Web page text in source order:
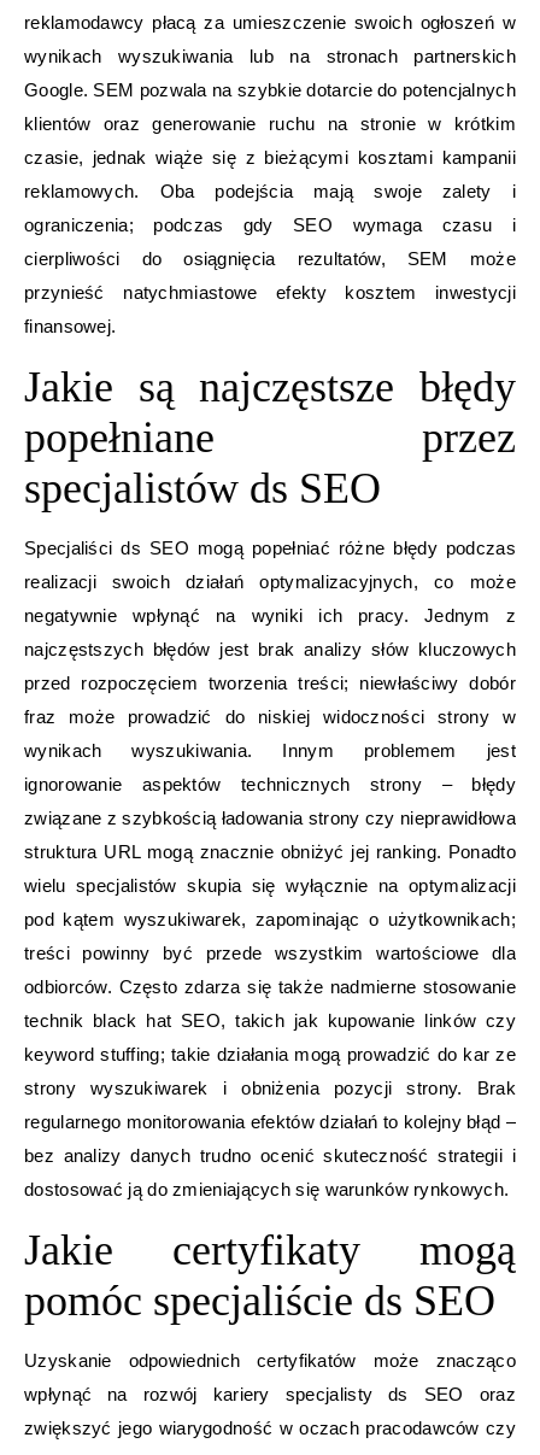
reklamodawcy płacą za umieszczenie swoich ogłoszeń w
wynikach wyszukiwania lub na stronach partnerskich
Google. SEM pozwala na szybkie dotarcie do potencjalnych
klientów oraz generowanie ruchu na stronie w krótkim
czasie, jednak wiąże się z bieżącymi kosztami kampanii
reklamowych. Oba podejścia mają swoje zalety i
ograniczenia; podczas gdy SEO wymaga czasu i
cierpliwości do osiągnięcia rezultatów, SEM może
przynieść natychmiastowe efekty kosztem inwestycji
finansowej.
Jakie są najczęstsze błędy
popełniane przez
specjalistów ds SEO
Specjaliści ds SEO mogą popełniać różne błędy podczas
realizacji swoich działań optymalizacyjnych, co może
negatywnie wpłynąć na wyniki ich pracy. Jednym z
najczęstszych błędów jest brak analizy słów kluczowych
przed rozpoczęciem tworzenia treści; niewłaściwy dobór
fraz może prowadzić do niskiej widoczności strony w
wynikach wyszukiwania. Innym problemem jest
ignorowanie aspektów technicznych strony – błędy
związane z szybkością ładowania strony czy nieprawidłowa
struktura URL mogą znacznie obniżyć jej ranking. Ponadto
wielu specjalistów skupia się wyłącznie na optymalizacji
pod kątem wyszukiwarek, zapominając o użytkownikach;
treści powinny być przede wszystkim wartościowe dla
odbiorców. Często zdarza się także nadmierne stosowanie
technik black hat SEO, takich jak kupowanie linków czy
keyword stuffing; takie działania mogą prowadzić do kar ze
strony wyszukiwarek i obniżenia pozycji strony. Brak
regularnego monitorowania efektów działań to kolejny błąd –
bez analizy danych trudno ocenić skuteczność strategii i
dostosować ją do zmieniających się warunków rynkowych.
Jakie certyfikaty mogą
pomóc specjaliście ds SEO
Uzyskanie odpowiednich certyfikatów może znacząco
wpłynąć na rozwój kariery specjalisty ds SEO oraz
zwiększyć jego wiarygodność w oczach pracodawców czy